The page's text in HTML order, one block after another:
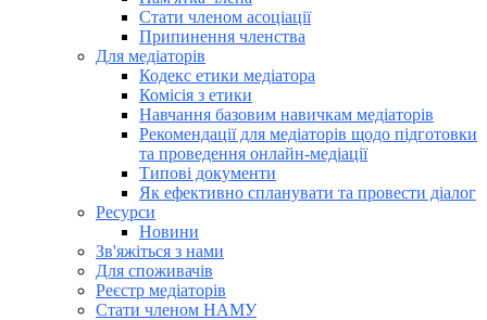
Стати членом асоціації
Припинення членства
Для медіаторів
Кодекс етики медіатора
Комісія з етики
Навчання базовим навичкам медіаторів
Рекомендації для медіаторів щодо підготовки
та проведення онлайн-медіації
Типові документи
Як ефективно спланувати та провести діалог
Ресурси
Новини
Зв'яжіться з нами
Для споживачів
Реєстр медіаторів
Стати членом НАМУ